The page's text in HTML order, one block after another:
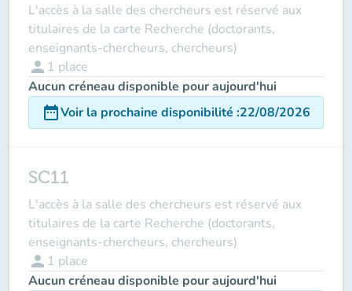
L'accès à la salle des chercheurs est réservé aux
titulaires de la carte Recherche (doctorants,
enseignants-chercheurs, chercheurs)
person 1 place
Aucun créneau disponible pour aujourd'hui
date_rangeVoir la prochaine disponibilité :22/08/2026
SC11
L'accès à la salle des chercheurs est réservé aux
titulaires de la carte Recherche (doctorants,
enseignants-chercheurs, chercheurs)
person 1 place
Aucun créneau disponible pour aujourd'hui